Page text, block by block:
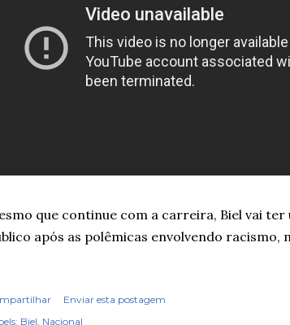
que continue com a carreira, Biel vai
após as polêmicas envolvendo racismo,
Enviar esta postagem
Biel Nacional